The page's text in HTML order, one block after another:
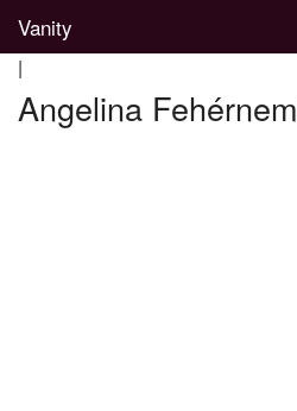
Vanity
|
Angelina